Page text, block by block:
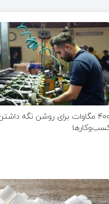
۴۰۰ مگاوات برای روشن نگه